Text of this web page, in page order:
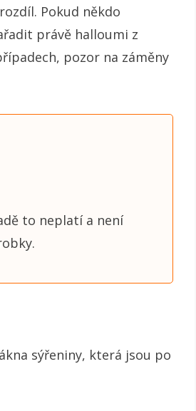
Pokud někdo
právě halloumi z
pozor na záměny
to neplatí a není
sýřeniny, která jsou po